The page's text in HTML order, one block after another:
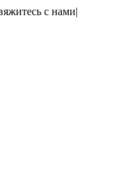
с нами|